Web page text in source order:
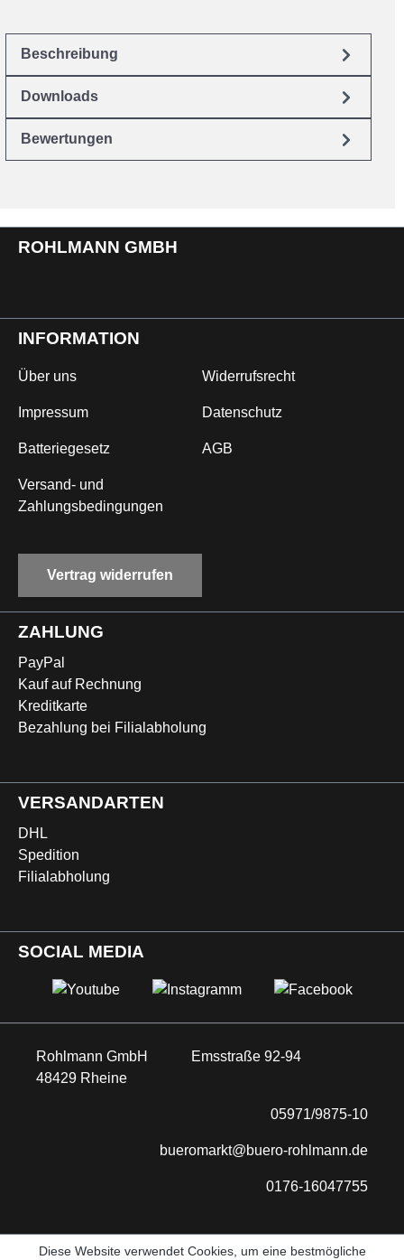
Beschreibung
Downloads
Bewertungen
ROHLMANN GMBH
INFORMATION
Über uns Widerrufsrecht
Impressum Datenschutz
Batteriegesetz AGB
Versand- und
Zahlungsbedingungen
Vertrag widerrufen
ZAHLUNG
PayPal
Kauf auf Rechnung
Kreditkarte
Bezahlung bei Filialabholung
VERSANDARTEN
DHL
Spedition
Filialabholung
SOCIAL MEDIA
Rohlmann GmbH
Emsstraße 92-94
48429 Rheine
05971/9875-10
bueromarkt@buero-rohlmann.de
0176-16047755
Diese Website verwendet Cookies, um eine bestmögliche